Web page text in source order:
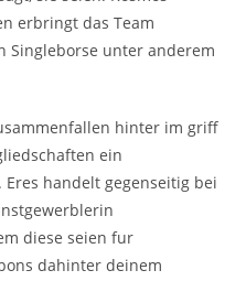
erbringt das Team
Singleborse unter anderem
hinter im griff
ein
handelt gegenseitig bei
diese seien fur
dahinter deinem